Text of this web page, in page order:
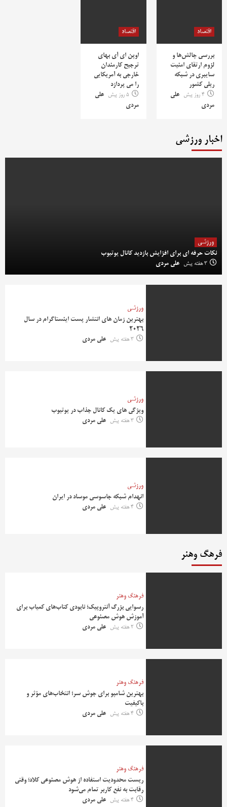
اقتصاد
بررسی چالش‌ها و
لزوم ارتقای امنیت
سایبری در شبکه
ریلی کشور
4 روز پیش
علی
مردی
اقتصاد
اوپن ای آی بهای
ترجیح کارمندان
خارجی به آمریکایی
را می پردازد
5 روز پیش
علی
مردی
اخبار ورزشی
ورزشی
نکات حرفه‌ ای برای افزایش بازدید کانال یوتیوب
3 هفته پیش
علی مردی
ورزشی
بهترین زمان های انتشار پست اینستاگرام در سال
2026
3 هفته پیش
علی مردی
ورزشی
ویژگی های یک کانال جذاب در یوتیوب
3 هفته پیش
علی مردی
ورزشی
انهدام شبکه جاسوسی موساد در ایران
4 هفته پیش
علی مردی
فرهگ وهنر
فرهنگ وهنر
رسوایی بزرگ آنتروپیک؛ نابودی کتاب‌های کمیاب برای
آموزش هوش مصنوعی
2 هفته پیش
علی مردی
فرهنگ وهنر
بهترین شامپو برای جوش سر؛ انتخاب‌های مؤثر و
باکیفیت
4 هفته پیش
علی مردی
فرهنگ وهنر
ریست محدودیت استفاده از هوش مصنوعی کلاد؛ وقتی
رقابت به نفع کاربر تمام می‌شود
4 هفته پیش
علی مردی